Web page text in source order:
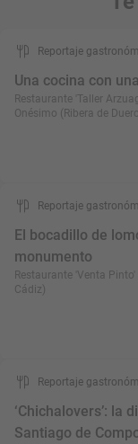
Reportaje
Una cocina con
Restaurante 'Taller
Onésimo (Ribera de
Reportaje
El bocadillo de
monumento
Restaurante 'Venta Pinto'
Cádiz)
Reportaje
‘Chichalovers’: la
Santiago de